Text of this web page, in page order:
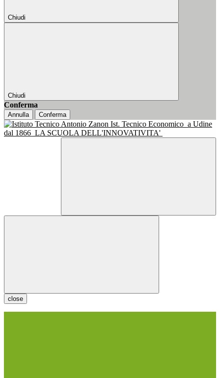
Chiudi
Chiudi
Conferma
Annulla Conferma
Ist. Tecnico Economico a Udine
dal 1866 LA SCUOLA DELL'INNOVATIVITA'
close